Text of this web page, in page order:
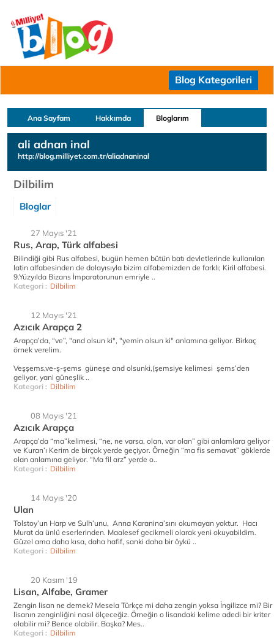
Blog Kategorileri
Ana Sayfam Hakkımda Bloglarım
ali adnan inal
http://blog.milliyet.com.tr/aliadnaninal
Dilbilim
Bloglar
27 Mayıs '21
Rus, Arap, Türk alfabesi
Bilindiği gibi Rus alfabesi, bugün hemen bütün batı devletlerinde kullanılan
latin alfabesinden de dolayısıyla bizim alfabemizden de farklı; Kiril alfabesi.
9.Yüzyılda Bizans İmparatorunun emriyle ..
Kategori : Dilbilim
12 Mayıs '21
Azıcık Arapça 2
Arapça’da, “ve”, "and olsun ki", "yemin olsun ki" anlamına geliyor. Birkaç
örnek verelim.
Veşşems,ve-ş-şems güneşe and olsunki,(şemsiye kelimesi şems’den
geliyor, yani güneşlik ..
Kategori : Dilbilim
08 Mayıs '21
Azıcık Arapça
Arapça’da “ma”kelimesi, “ne, ne varsa, olan, var olan” gibi anlamlara geliyor
ve Kuran’ı Kerim de birçok yerde geçiyor. Örneğin “ma fis semavat” göklerde
olan anlamına geliyor. “Ma fil arz” yerde o..
Kategori : Dilbilim
14 Mayıs '20
Ulan
Tolstoy’un Harp ve Sulh’unu, Anna Karanina’sını okumayan yoktur. Hacı
Murat da ünlü eserlerinden. Maalesef gecikmeli olarak yeni okuyabildim.
Güzel ama daha kısa, daha hafif, sanki daha bir öykü ..
Kategori : Dilbilim
20 Kasım '19
Lisan, Alfabe, Gramer
Zengin lisan ne demek? Mesela Türkçe mi daha zengin yoksa İngilizce mi? Bir
lisanın zenginliğini nasıl ölçeceğiz. Örneğin o lisandaki kelime adedi bir kriter
olabilir mi? Bence olabilir. Başka? Mes..
Kategori : Dilbilim